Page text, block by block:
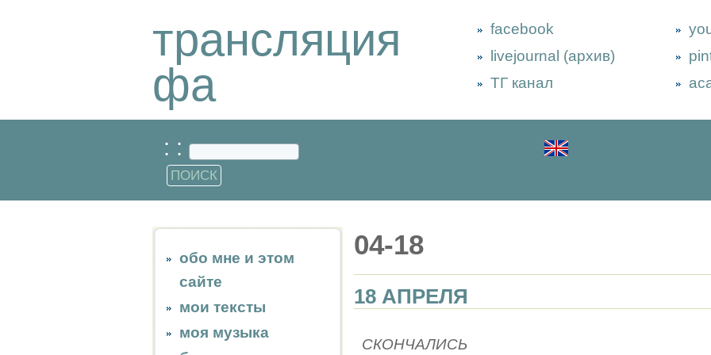
трансляция
фа
facebook
livejournal (архив)
ТГ канал
: :
обо мне и этом
сайте
мои тексты
моя музыка
04-18
18 АПРЕЛЯ
СКОНЧАЛИСЬ